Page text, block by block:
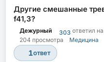
Другие смешанные
f41,3?
Дежурный 303 ответил
204 просмотра
Медицина
1ответ